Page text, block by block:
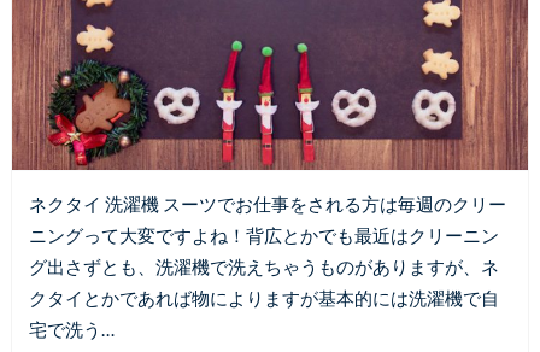
ネクタイ 洗濯機 スーツでお仕事をされる方は毎週のクリー
ニングって大変ですよね！背広とかでも最近はクリーニン
グ出さずとも、洗濯機で洗えちゃうものがありますが、ネ
クタイとかであれば物によりますが基本的には洗濯機で自
宅で洗う…